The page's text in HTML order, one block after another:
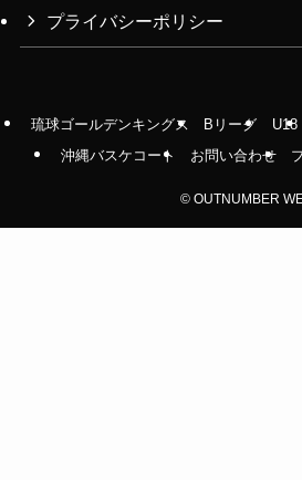
プライバシーポリシー
琉球ゴールデンキングス Bリーグ U18
沖縄バスケコート
お問い合わせ
©OUTNUMBER